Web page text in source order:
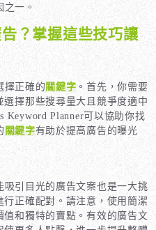
之一。
？掌握這些技巧讓
擇正確的關鍵字 。首先，你需要
擇那些搜尋量大且競爭度適中
Keyword Planner可以協助你找
關鍵字有助於提高廣告的曝光
吸引目光的廣告文案也是一大挑
正確配對。請注意，使用簡潔
和獨特的賣點。有效的廣告文